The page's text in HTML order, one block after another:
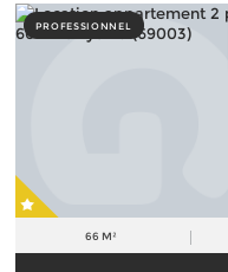
PROFESSIONNEL
66 M²